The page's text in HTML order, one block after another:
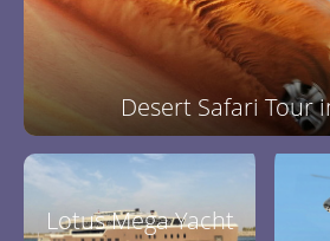
Desert Safari Tour
Lotus Mega Yacht